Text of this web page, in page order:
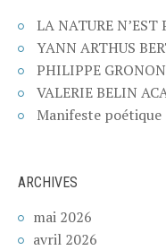
LA NATURE N’EST
YANN ARTHUS
PHILIPPE
VALERIE BELIN
Manifeste poétique
ARCHIVES
mai 2026
avril 2026